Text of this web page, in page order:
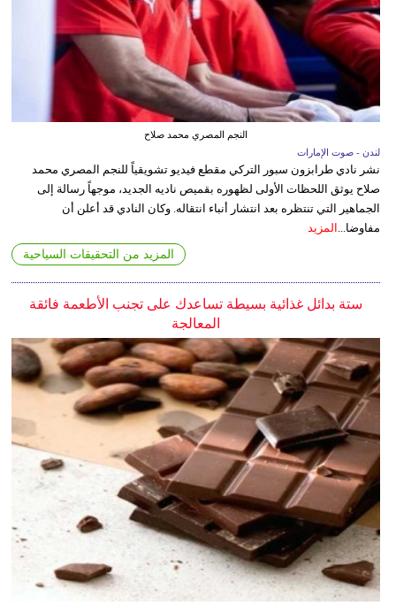
النجم المصري محمد صلاح
لندن - صوت الإمارات
نشر نادي طرابزون سبور التركي مقطع فيديو تشويقياً للنجم المصري محمد
صلاح يوثق اللحظات الأولى لظهوره بقميص ناديه الجديد، موجهاً رسالة إلى
الجماهير التي تنتظره بعد انتشار أنباء انتقاله. وكان النادي قد أعلن أن
مفاوضا... المزيد
المزيد من التحقيقات السياحية
ستة بدائل غذائية بسيطة تساعدك على تجنب الأطعمة فائقة
المعالجة